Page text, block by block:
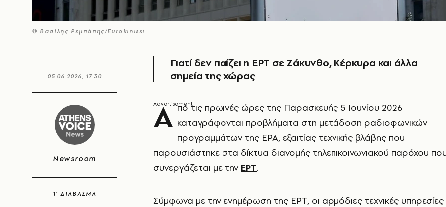
© Βασίλης Ρεμπάπης/Eurokinissi
05.06.2026, 17:30
Newsroom
1’ ΔΙΑΒΑΣΜΑ
Γιατί δεν παίζει η ΕΡΤ σε Ζάκυνθο, Κέρκυρα και άλλα
σημεία της χώρας
Α πό τις πρωινές ώρες της Παρασκευής 5 Ιουνίου 2026
καταγράφονται προβλήματα στη μετάδοση ραδιοφωνικών
προγραμμάτων της ΕΡΑ, εξαιτίας τεχνικής βλάβης που
παρουσιάστηκε στα δίκτυα διανομής τηλεπικοινωνιακού παρόχου
συνεργάζεται με την ΕΡΤ.
Σύμφωνα με την ενημέρωση της ΕΡΤ, οι αρμόδιες τεχνικές υπηρεσίες